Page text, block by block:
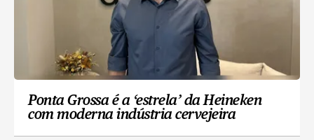
Ponta Grossa é a ‘estrela’ da Heineken
com moderna indústria cervejeira